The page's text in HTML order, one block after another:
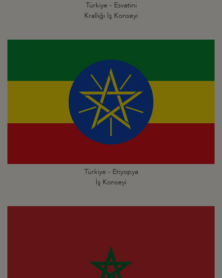
Türkiye - Esvatini
Krallığı İş Konseyi
Türkiye - Etiyopya
İş Konseyi